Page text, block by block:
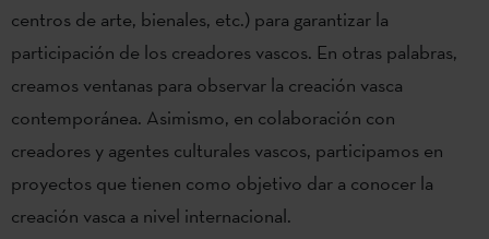
centros de arte, bienales, etc.) para garantizar la
participación de los creadores vascos. En otras palabras,
creamos ventanas para observar la creación vasca
contemporánea. Asimismo, en colaboración con
creadores y agentes culturales vascos, participamos en
proyectos que tienen como objetivo dar a conocer la
creación vasca a nivel internacional.